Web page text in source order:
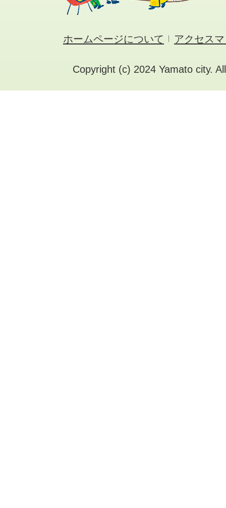
ホームページについて アクセス
Copyright (c) 2024 Yamato city.